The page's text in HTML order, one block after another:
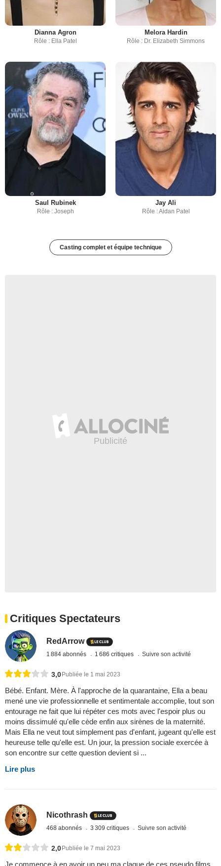
Dianna Agron
Rôle : Ella Patel
Melora Hardin
Rôle : Dr. Elizabeth Simmons
Saul Rubinek
Rôle : Joseph
Jay Ali
Rôle : Aidan Patel
Casting complet et équipe technique
Critiques Spectateurs
RedArrow
1 884 abonnés 1 686 critiques Suivre son activité
3,0Publiée le 1 mai 2023
Bébé. Enfant. Mère. À l'approche de la quarantaine, Ella a beau
mené une vie professionnelle et sentimentale accomplie, tout son
entourage ne fait que lui répéter ces mots avec l'espoir plus ou
moins dissimulé qu'elle cède enfin aux sirènes de la maternité.
Mais Ella ne veut tout simplement pas d'enfant, jugeant qu'elle est
heureuse telle qu'elle est. Un jour, la pression sociale exercée à
son encontre sur cette question devient si ...
Lire plus
Nicothrash
468 abonnés 3 309 critiques Suivre son activité
2,0 Publiée le 7 mai 2023
Je commence à en avoir un peu ma claque de ces pseudo films